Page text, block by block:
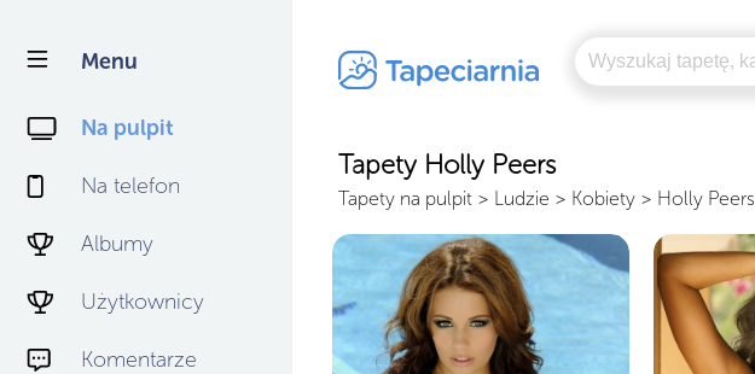
Menu
Na pulpit
Na telefon
Albumy
Użytkownicy
Komentarze
Tapety Holly Peers
Tapety na pulpit > Ludzie > Kobiety > Holly Peers